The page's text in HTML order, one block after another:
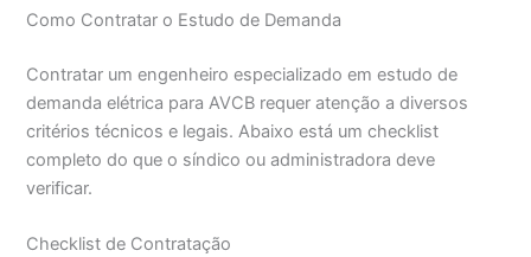
Como Contratar o Estudo de Demanda
Contratar um engenheiro especializado em estudo de
demanda elétrica para AVCB requer atenção a diversos
critérios técnicos e legais. Abaixo está um checklist
completo do que o síndico ou administradora deve
verificar.
Checklist de Contratação